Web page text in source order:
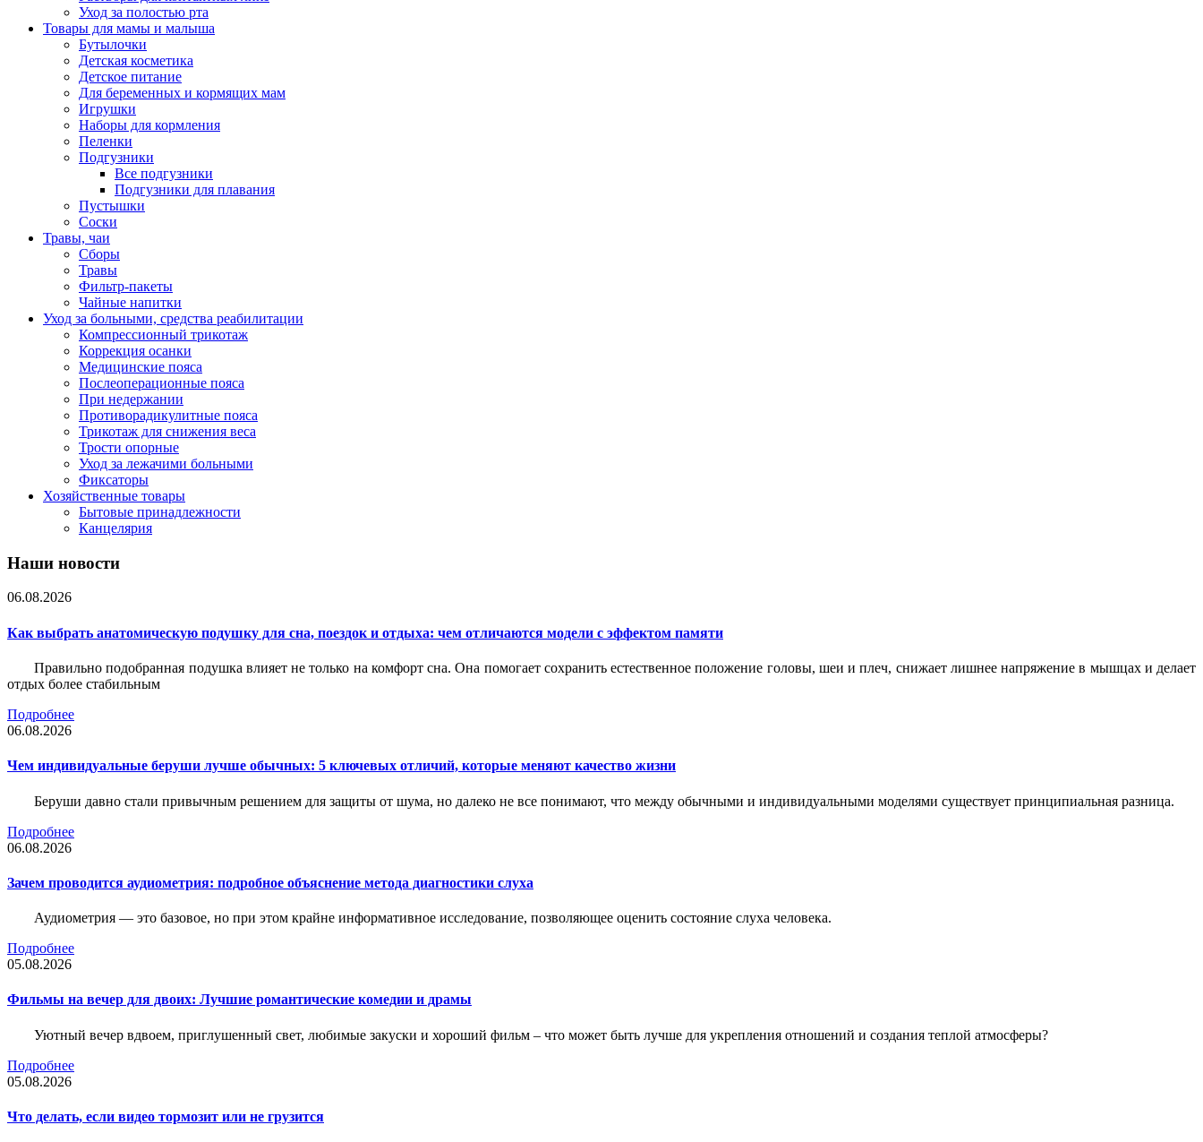
Уход за полостью рта
Товары для мамы и малыша
Бутылочки
Детская косметика
Детское питание
Для беременных и кормящих мам
Игрушки
Наборы для кормления
Пеленки
Подгузники
Все подгузники
Подгузники для плавания
Пустышки
Соски
Травы, чаи
Сборы
Травы
Фильтр-пакеты
Чайные напитки
Уход за больными, средства реабилитации
Компрессионный трикотаж
Коррекция осанки
Медицинские пояса
Послеоперационные пояса
При недержании
Противорадикулитные пояса
Трикотаж для снижения веса
Трости опорные
Уход за лежачими больными
Фиксаторы
Хозяйственные товары
Бытовые принадлежности
Канцелярия
Наши новости
06.08.2026
Как выбрать анатомическую подушку для сна, поездок и отдыха: чем отличаются модели с эффектом памяти
Правильно подобранная подушка влияет не только на комфорт сна. Она помогает сохранить естественное положение головы, шеи и плеч, снижает лишнее напряжение в мышцах и делает
отдых более стабильным
Подробнее
06.08.2026
Чем индивидуальные беруши лучше обычных: 5 ключевых отличий, которые меняют качество жизни
Беруши давно стали привычным решением для защиты от шума, но далеко не все понимают, что между обычными и индивидуальными моделями существует принципиальная разница.
Подробнее
06.08.2026
Зачем проводится аудиометрия: подробное объяснение метода диагностики слуха
Аудиометрия — это базовое, но при этом крайне информативное исследование, позволяющее оценить состояние слуха человека.
Подробнее
05.08.2026
Фильмы на вечер для двоих: Лучшие романтические комедии и драмы
Уютный вечер вдвоем, приглушенный свет, любимые закуски и хороший фильм – что может быть лучше для укрепления отношений и создания теплой атмосферы?
Подробнее
05.08.2026
Что делать, если видео тормозит или не грузится